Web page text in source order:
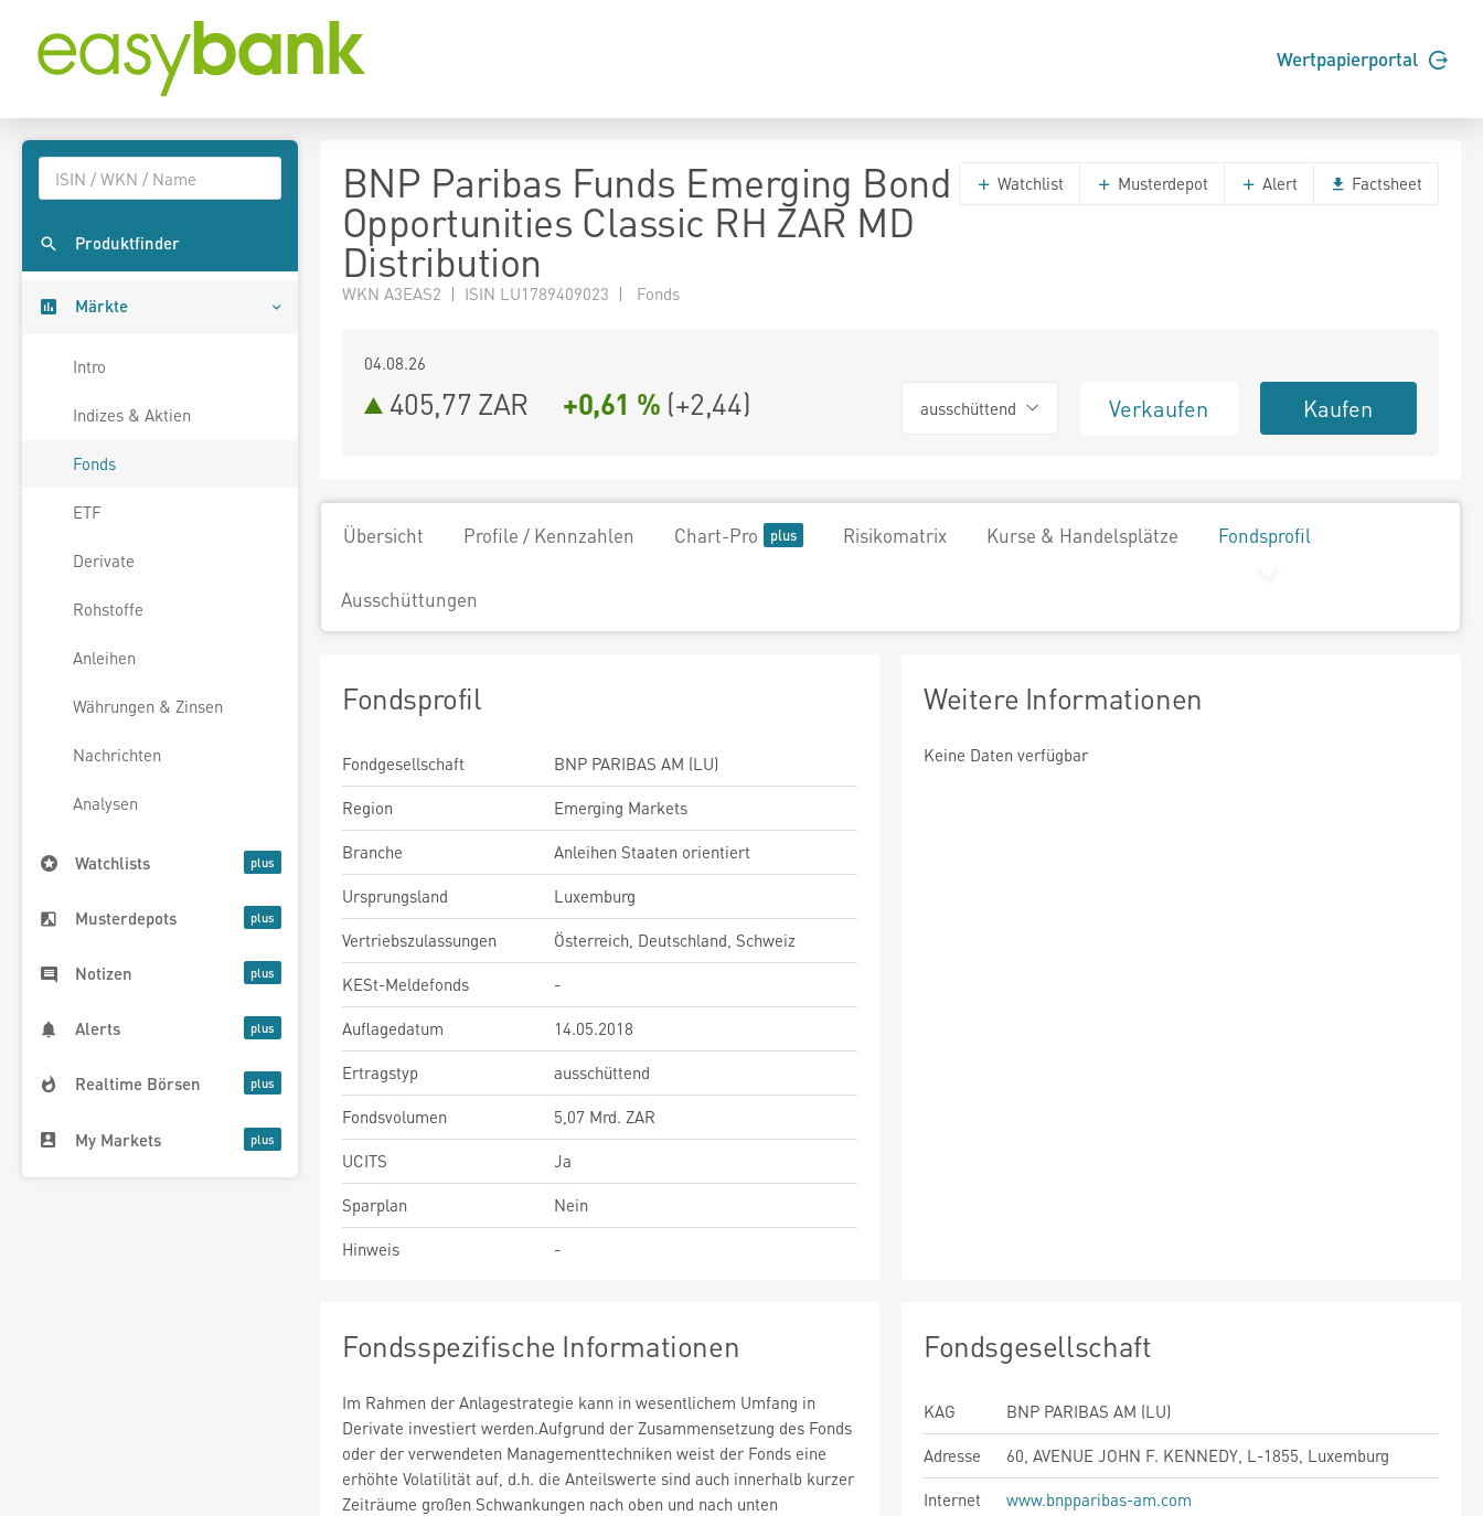
Wertpapierportal
Produktfinder
Märkte
Intro
Indizes & Aktien
Fonds
ETF
Derivate
Rohstoffe
Anleihen
Währungen & Zinsen
Nachrichten
Analysen
Watchlists
Musterdepots
Notizen
Alerts
Realtime Börsen
My Markets
BNP Paribas Funds Emerging Bond
Opportunities Classic RH ZAR MD
Distribution
WKN A3EAS2 | ISIN LU1789409023 | Fonds
Watchlist Musterdepot Alert Factsheet
04.08.26
405,77 ZAR +0,61 % (+2,44) ausschüttend Verkaufen Kaufen
Übersicht Profile / Kennzahlen Chart-Pro Risikomatrix Kurse & Handelsplätze Fondsprofil
Ausschüttungen
Fondsprofil
Fondgesellschaft
BNP PARIBAS AM (LU)
Region
Emerging Markets
Branche
Anleihen Staaten orientiert
Ursprungsland
Luxemburg
Vertriebszulassungen
Österreich, Deutschland, Schweiz
KESt-Meldefonds
-
Auflagedatum
14.05.2018
Ertragstyp
ausschüttend
Fondsvolumen
5,07 Mrd. ZAR
UCITS
Ja
Sparplan
Nein
Hinweis
-
Weitere Informationen
Keine Daten verfügbar
Fondsspezifische Informationen
Im Rahmen der Anlagestrategie kann in wesentlichem Umfang in
Derivate investiert werden.Aufgrund der Zusammensetzung des Fonds
oder der verwendeten Managementtechniken weist der Fonds eine
erhöhte Volatilität auf, d.h. die Anteilswerte sind auch innerhalb kurzer
Zeiträume großen Schwankungen nach oben und nach unten
Fondsgesellschaft
KAG
BNP PARIBAS AM (LU)
Adresse
60, AVENUE JOHN F. KENNEDY, L-1855, Luxemburg
Internet
www.bnpparibas-am.com